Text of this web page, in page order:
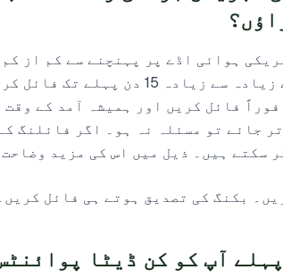
لازم ہے۔ آپ آمد سے پہلے زیادہ سے
جائے تو مسئلہ نہ ہو۔ اگر فائلنگ
سکتے ہیں۔ ذیل میں اس کی مزید وضاحت
بکنگ کی تصدیق ہوتے ہی فائل